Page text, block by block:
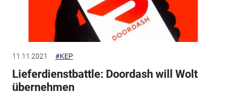
11.11.2021 #KEP
Lieferdienstbattle: Doordash will Wolt
übernehmen